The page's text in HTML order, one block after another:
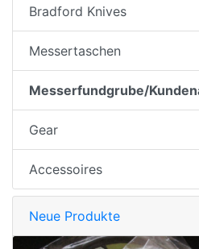
Bradford Knives
Messertaschen
Messerfundgrube/
Gear
Accessoires
Neue Produkte